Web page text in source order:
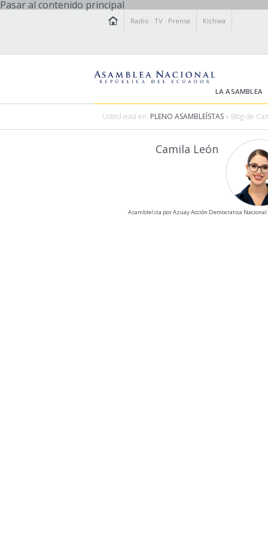
Pasar al contenido principal
Radio ·TV · Prensa Kichwa
LA ASAMBLEA
Usted está en: PLENO ASAMBLEÍSTAS » Blog de
Camila León
Asambleísta por Azuay Acción Democratica Nacional